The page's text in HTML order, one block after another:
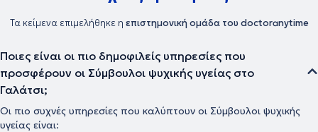
Τα κείμενα επιμελήθηκε η επιστημονική ομάδα του doctoranytime
Ποιες είναι οι πιο δημοφιλείς υπηρεσίες που
προσφέρουν οι Σύμβουλοι ψυχικής υγείας στο
Γαλάτσι;
Οι πιο συχνές υπηρεσίες που καλύπτουν οι Σύμβουλοι ψυχικής
υγείας είναι: